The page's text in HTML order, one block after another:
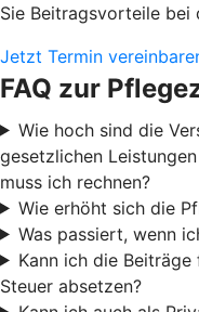
Sie Beitragsvorteile bei
Jetzt Termin
FAQ zur
Wie hoch sind die
gesetzlichen
muss ich rechnen?
Wie erhöht sich die
Was passiert, wenn
Kann ich die
Steuer absetzen?